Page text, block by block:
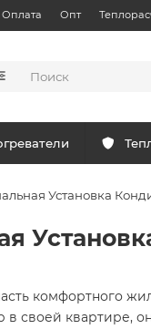
Оплата Опт
Установка
комфортного
в своей квартире,